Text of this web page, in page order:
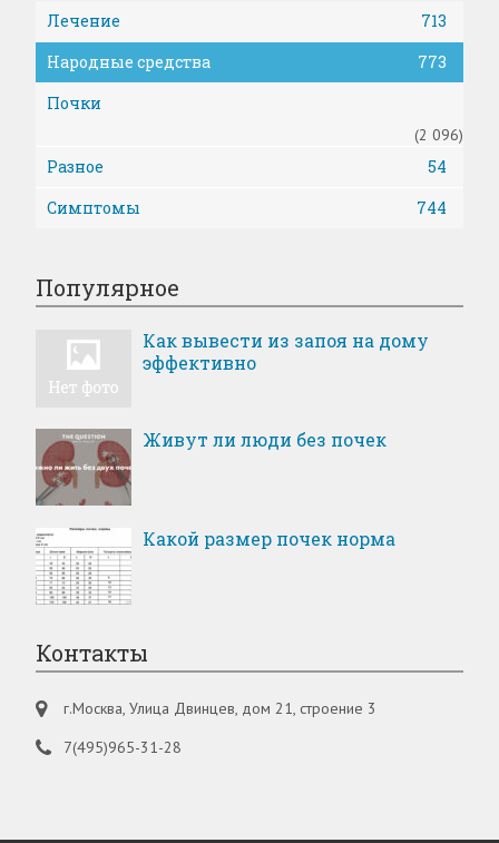
Лечение
713
Народные средства
773
Почки
(2 096)
Разное
54
Симптомы
744
Популярное
Как вывести из запоя на дому
эффективно
Живут ли люди без почек
Какой размер почек норма
Контакты
г.Москва, Улица Двинцев, дом 21, строение 3
7(495)965-31-28